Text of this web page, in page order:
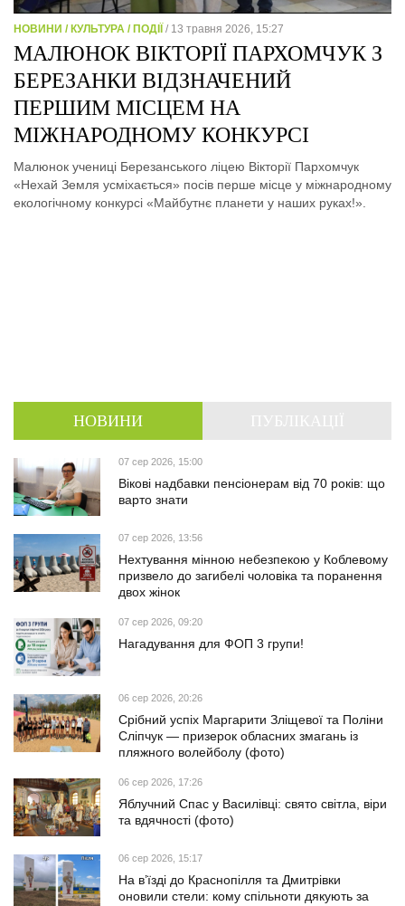
НОВИНИ / КУЛЬТУРА / ПОДІЇ / 13 травня 2026, 15:27
МАЛЮНОК ВІКТОРІЇ ПАРХОМЧУК З
БЕРЕЗАНКИ ВІДЗНАЧЕНИЙ
ПЕРШИМ МІСЦЕМ НА
МІЖНАРОДНОМУ КОНКУРСІ
Малюнок учениці Березанського ліцею Вікторії Пархомчук
«Нехай Земля усміхається» посів перше місце у міжнародному
екологічному конкурсі «Майбутнє планети у наших руках!».
НОВИНИ
07 сер 2026, 15:00
Вікові надбавки пенсіонерам від 70 років: що
варто знати
07 сер 2026, 13:56
Нехтування мінною небезпекою у Коблевому
призвело до загибелі чоловіка та поранення
двох жінок
07 сер 2026, 09:20
Нагадування для ФОП 3 групи!
06 сер 2026, 20:26
Срібний успіх Маргарити Зліщевої та Поліни
Сліпчук — призерок обласних змагань із
пляжного волейболу (фото)
06 сер 2026, 17:26
Яблучний Спас у Василівці: свято світла, віри
та вдячності (фото)
06 сер 2026, 15:17
На в’їзді до Краснопілля та Дмитрівки
оновили стели: кому спільноти дякують за